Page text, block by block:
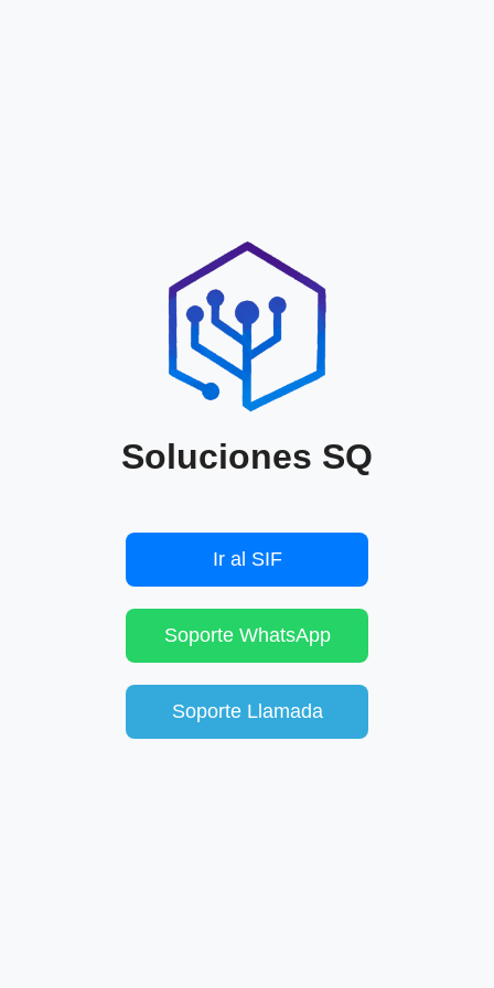
Soluciones SQ
Ir al SIF
Soporte WhatsApp
Soporte Llamada